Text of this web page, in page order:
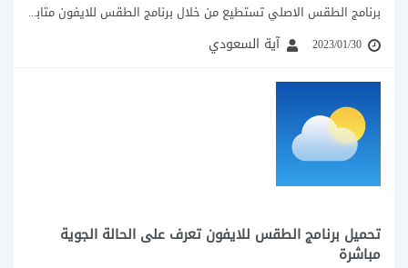
برنامج الطقس الاصلي تستطيع من خلال برنامج الطقس للايفون متابعة الحالة الجوية مباشرة، يمكنك...
2023/01/30 آية السعودي
تحميل برنامج الطقس للايفون تعرف على الحالة الجوية
مباشرة